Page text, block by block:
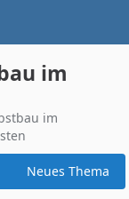
im
im
Neues Thema